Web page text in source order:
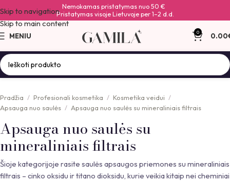
Skip to navigation
Skip to main content
Nemokamas pristatymas nuo 50 €
Pristatymas visoje Lietuvoje per 1–2 d.d.
MENIU 0 0.00
Apsauga nuo saulės su
mineraliniais filtrais
Pradžia Profesionali kosmetika
Kosmetika veidui
Apsauga nuo saulės
Apsauga nuo saulės su mineraliniais filtrais
Šioje kategorijoje rasite saulės apsaugos priemones su mineraliniais
filtrais – cinko oksidu ir titano dioksidu, kurie veikia kitaip nei cheminiai